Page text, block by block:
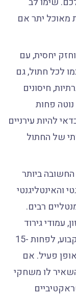
מאוכל יתר אם
יחסית, עם
10-16 שנים. כמו לכל חתול, גם
חיסונים
פחות
להיות עירניים
של החתול
ביותר
והאינטליגנטי
רבים.
עמודי גירוד
ומתקני טיפוס. קבעו זמן משחק יומי קבוע, לפחות 15-
פעיל. אם
לו משחקי